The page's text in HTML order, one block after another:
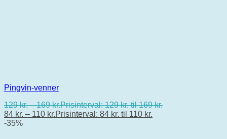
Pingvin-venner
129kr. – 169kr.Prisinterval: 129 kr. til 169 kr.
84 kr. – 110 kr.Prisinterval: 84 kr. til 110 kr.
-35%